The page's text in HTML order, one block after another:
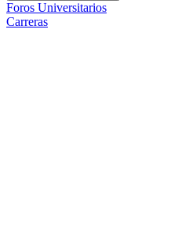
Foros Universitarios
Carreras